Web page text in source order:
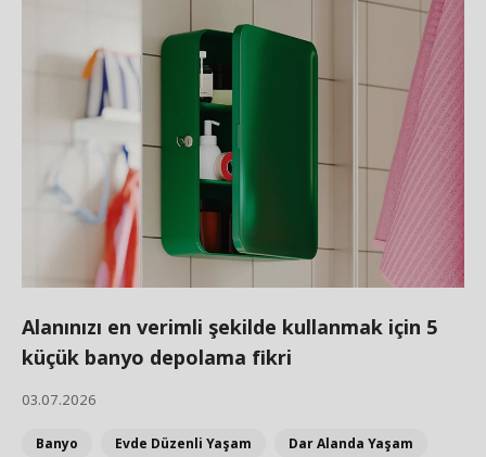
Alanınızı en verimli şekilde kullanmak için 5
küçük banyo depolama fikri
03.07.2026
Banyo Evde Düzenli Yaşam Dar Alanda Yaşam